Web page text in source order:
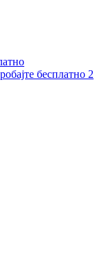
бесплатно 2